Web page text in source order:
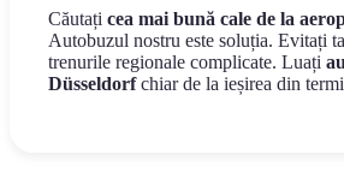
Căutați cea mai bună cale de la
Autobuzul nostru este soluția. Evitați
trenurile regionale complicate. Luați
Düsseldorfchiar de la ieșirea din